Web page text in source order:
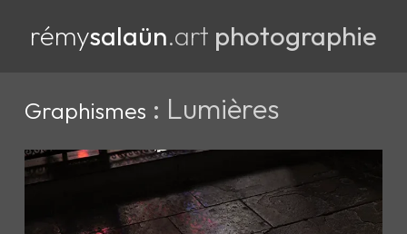
rémysalaün.art photographie
Graphismes : Lumières